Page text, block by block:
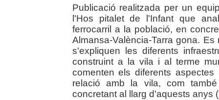
Publicació realitzada per un
l'Hos pitalet de l'Infant que
ferrocarril a la població, en
Almansa-València-Tarra gona.
s'expliquen les diferents
construint a la vila i al terme
comenten els diferents
relació amb la vila, com
concretant al llarg d'aquests anys